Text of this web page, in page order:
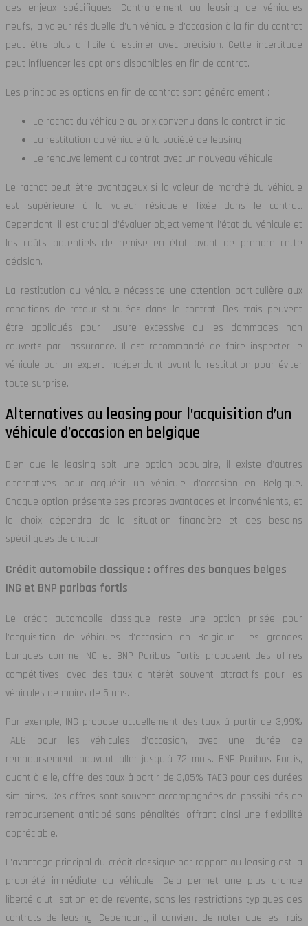
des enjeux spécifiques. Contrairement au leasing de véhicules
neufs, la valeur résiduelle d’un véhicule d’occasion à la fin du contrat
peut être plus difficile à estimer avec précision. Cette incertitude
peut influencer les options disponibles en fin de contrat.
Les principales options en fin de contrat sont généralement :
Le rachat du véhicule au prix convenu dans le contrat initial
La restitution du véhicule à la société de leasing
Le renouvellement du contrat avec un nouveau véhicule
Le rachat peut être avantageux si la valeur de marché du véhicule
est supérieure à la valeur résiduelle fixée dans le contrat.
Cependant, il est crucial d’évaluer objectivement l’état du véhicule et
les coûts potentiels de remise en état avant de prendre cette
décision.
La restitution du véhicule nécessite une attention particulière aux
conditions de retour stipulées dans le contrat. Des frais peuvent
être appliqués pour l’usure excessive ou les dommages non
couverts par l’assurance. Il est recommandé de faire inspecter le
véhicule par un expert indépendant avant la restitution pour éviter
toute surprise.
Alternatives au leasing pour l’acquisition d’un
véhicule d’occasion en belgique
Bien que le leasing soit une option populaire, il existe d’autres
alternatives pour acquérir un véhicule d’occasion en Belgique.
Chaque option présente ses propres avantages et inconvénients, et
le choix dépendra de la situation financière et des besoins
spécifiques de chacun.
Crédit automobile classique : offres des banques belges
ING et BNP paribas fortis
Le crédit automobile classique reste une option prisée pour
l’acquisition de véhicules d’occasion en Belgique. Les grandes
banques comme ING et BNP Paribas Fortis proposent des offres
compétitives, avec des taux d’intérêt souvent attractifs pour les
véhicules de moins de 5 ans.
Par exemple, ING propose actuellement des taux à partir de 3,99%
TAEG pour les véhicules d’occasion, avec une durée de
remboursement pouvant aller jusqu’à 72 mois. BNP Paribas Fortis,
quant à elle, offre des taux à partir de 3,85% TAEG pour des durées
similaires. Ces offres sont souvent accompagnées de possibilités de
remboursement anticipé sans pénalités, offrant ainsi une flexibilité
appréciable.
L’avantage principal du crédit classique par rapport au leasing est la
propriété immédiate du véhicule. Cela permet une plus grande
liberté d’utilisation et de revente, sans les restrictions typiques des
contrats de leasing. Cependant, il convient de noter que les frais